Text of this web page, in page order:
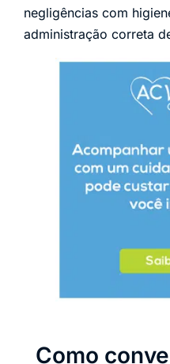
negligências com
administração correta
Como